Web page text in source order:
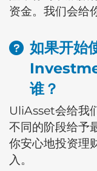
资金。我们会给
如果开
谁？
UliAsset会给我
不同的阶段给予
你安心地投资理
入。